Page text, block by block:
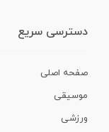
دسترسی سریع
صفحه اصلی
موسیقی
ورزشی